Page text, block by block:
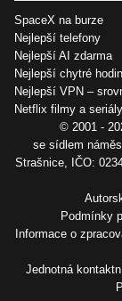
SpaceX na burze
Nejlepší telefony
Nejlepší AI zdarma
Nejlepší chytré
Nejlepší VPN –
Netflix filmy a seriály
© 2001 -
se sídlem
Strašnice, IČO:
Podmínky
Informace o
Jednotná